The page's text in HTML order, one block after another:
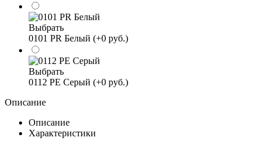
Выбрать
0101 PR Белый (+0 руб.)
Выбрать
0112 PE Серый (+0 руб.)
Описание
Описание
Характеристики